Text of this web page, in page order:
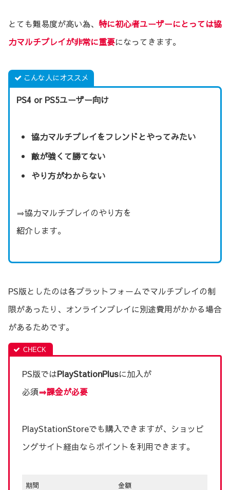
とても難易度が高い為、 特に初心者ユーザーにとっては協
力マルチプレイが非常に重要になってきます。
こんな人にオススメ
PS4 or PS5ユーザー向け
協力マルチプレイをフレンドとやってみたい
敵が強くて勝てない
やり方がわからない
⇒協力マルチプレイのやり方を
紹介します。
PS版としたのは各プラットフォームでマルチプレイの制
限があったり、オンラインプレイに別途費用がかかる場合
があるためです。
PS版ではPlayStationPlusに加入が
必須⇒課金が必要
PlayStationStoreでも購入できますが、ショッピ
ングサイト経由ならポイントを利用できます。
期間 金額